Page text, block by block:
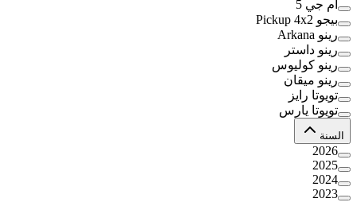
ام جي 5
بيجو Pickup 4x2
رينو Arkana
رينو داستر
رينو كوليوس
رينو ميقان
تويوتا رايز
تويوتا يارس
السنة
2026
2025
2024
2023